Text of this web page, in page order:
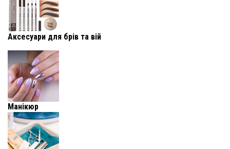
Аксесуари для брів та вій
Манікюр